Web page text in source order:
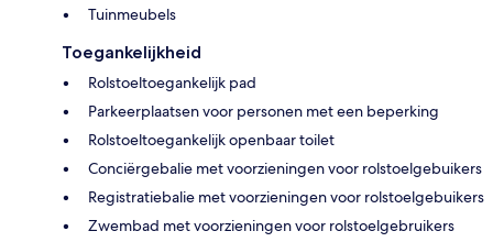
Tuinmeubels
Toegankelijkheid
Rolstoeltoegankelijk pad
Parkeerplaatsen voor personen met een beperking
Rolstoeltoegankelijk openbaar toilet
Conciërgebalie met voorzieningen voor rolstoelgebuikers
Registratiebalie met voorzieningen voor rolstoelgebuikers
Zwembad met voorzieningen voor rolstoelgebruikers